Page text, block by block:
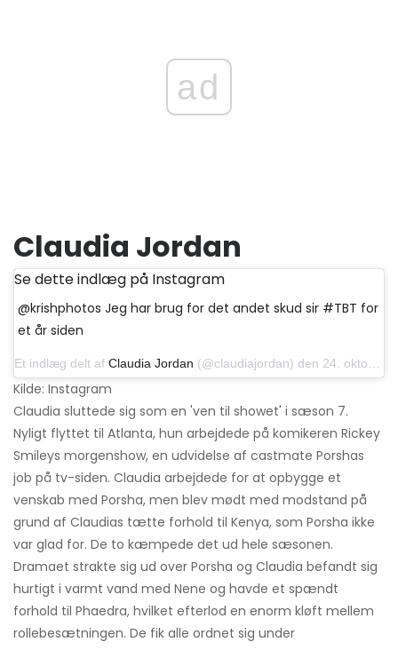
ad
Claudia Jordan
Se dette indlæg på Instagram
@krishphotos Jeg har brug for det andet skud sir #TBT for
et år siden
Et indlæg delt af Claudia Jordan (@claudiajordan) den 24. oktober 2019 kl. 7:22 PDT
Kilde: Instagram
Claudia sluttede sig som en 'ven til showet' i sæson 7.
Nyligt flyttet til Atlanta, hun arbejdede på komikeren Rickey
Smileys morgenshow, en udvidelse af castmate Porshas
job på tv-siden. Claudia arbejdede for at opbygge et
venskab med Porsha, men blev mødt med modstand på
grund af Claudias tætte forhold til Kenya, som Porsha ikke
var glad for. De to kæmpede det ud hele sæsonen.
Dramaet strakte sig ud over Porsha og Claudia befandt sig
hurtigt i varmt vand med Nene og havde et spændt
forhold til Phaedra, hvilket efterlod en enorm kløft mellem
rollebesætningen. De fik alle ordnet sig under